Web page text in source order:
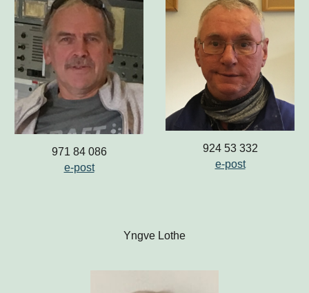
971 84 086
e-post
924 53 332
e-post
Yngve Lothe